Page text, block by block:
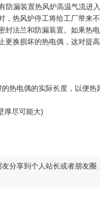
防漏装置热风炉高温气流进
，热风炉停工将给工厂带来
封法兰和防漏装置。如果热
更换损坏的热电偶，这对提
热电偶的实际长度，以便热
厚尽可能大)
分享到个人站长或者朋友圈